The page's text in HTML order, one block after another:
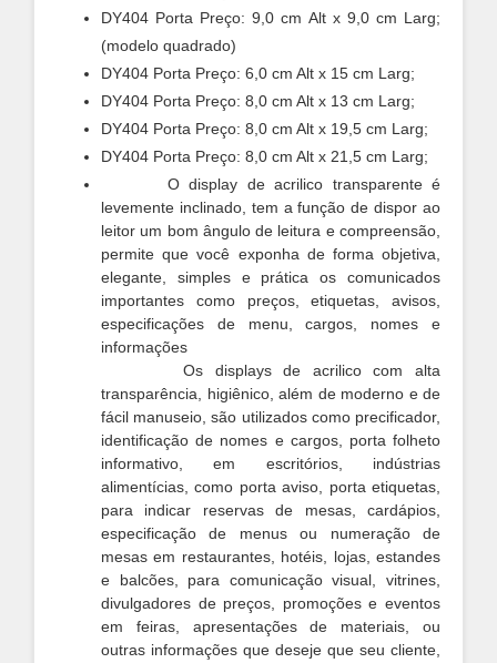
DY404 Porta Preço: 9,0 cm Alt x 9,0 cm Larg;
(modelo quadrado)
DY404 Porta Preço: 6,0 cm Alt x 15 cm Larg;
DY404 Porta Preço: 8,0 cm Alt x 13 cm Larg;
DY404 Porta Preço: 8,0 cm Alt x 19,5 cm Larg;
DY404 Porta Preço: 8,0 cm Alt x 21,5 cm Larg;
O display de acrilico transparente é
levemente inclinado, tem a função de dispor ao
leitor um bom ângulo de leitura e compreensão,
permite que você exponha de forma objetiva,
elegante, simples e prática os comunicados
importantes como preços, etiquetas, avisos
especificações de menu, cargos, nomes e
informações
Os displays de acrilico com alta
transparência, higiênico, além de moderno e de
fácil manuseio, são utilizados como precificador,
identificação de nomes e cargos, porta folheto
informativo, em escritórios, indústrias
alimentícias, como porta aviso, porta etiquetas,
para indicar reservas de mesas, cardápios,
especificação de menus ou numeração de
mesas em restaurantes, hotéis, lojas, estandes
e balcões, para comunicação visual, vitrines,
divulgadores de preços, promoções e eventos
em feiras, apresentações de materiais, ou
outras informações que deseje que seu cliente,